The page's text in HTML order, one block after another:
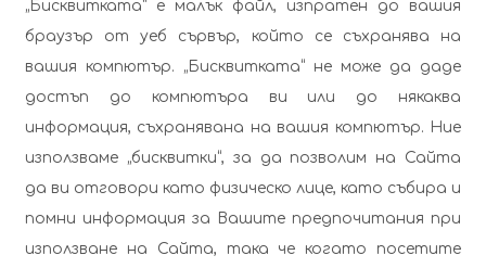
„Бисквитката“ е малък файл, изпратен до вашия
браузър от уеб сървър, който се съхранява на
вашия компютър. „Бисквитката“ не може да даде
достъп до компютъра ви или до някаква
информация, съхранявана на вашия компютър. Ние
използваме „бисквитки“, за да позволим на Сайта
да ви отговори като физическо лице, като събира и
помни информация за Вашите предпочитания при
използване на Сайта, така че когато посетите